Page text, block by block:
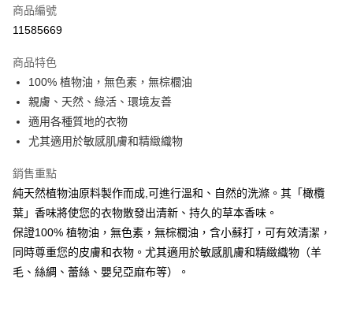
LINE Pay
悠遊付
全盈+PAY
運送方式
新竹物流
每筆NT$80，滿NT$800(含以上)免運費
商品編號
11585669
商品特色
100% 植物油，無色素，無棕櫚油
親膚、天然、綠活、環境友善
適用各種質地的衣物
尤其適用於敏感肌膚和精緻織物
銷售重點
純天然植物油原料製作而成,可進行溫和、自然的洗滌。其「橄欖
葉」香味將使您的衣物散發出清新、持久的草本香味。
保證100% 植物油，無色素，無棕櫚油，含小蘇打，可有效清潔，
同時尊重您的皮膚和衣物。尤其適用於敏感肌膚和精緻織物（羊
毛、絲綢、蕾絲、嬰兒亞麻布等）。